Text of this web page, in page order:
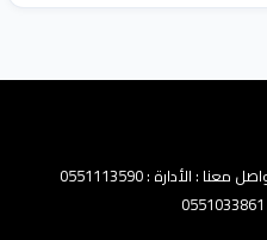
يمكنك التواصل معنا : الأدارة : 0551113590